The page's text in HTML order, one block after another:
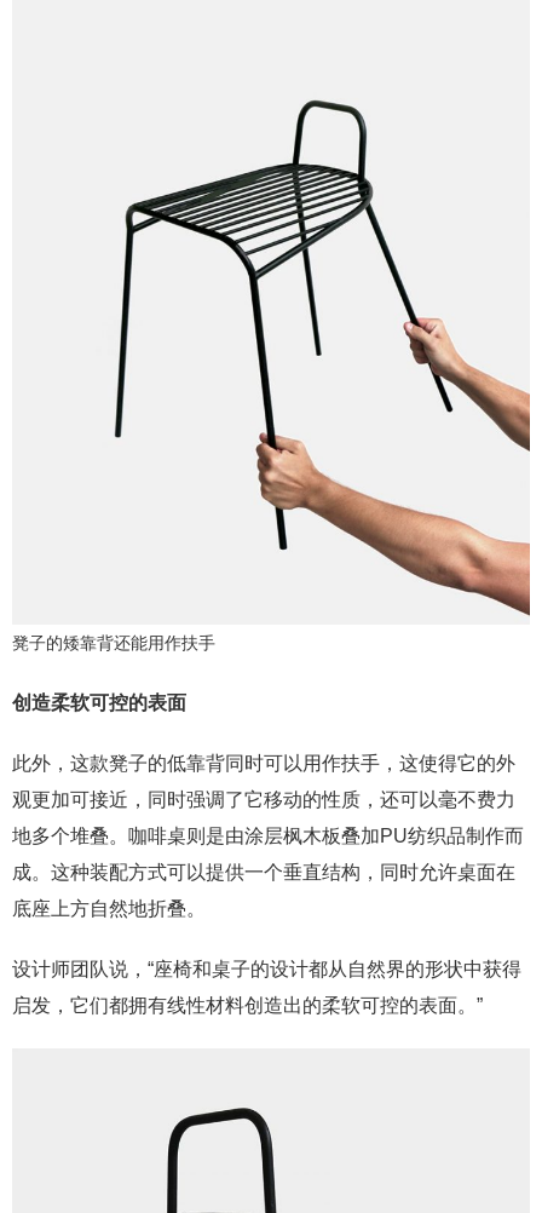
凳子的矮靠背还能用作扶手
创造柔软可控的表面
此外，这款凳子的低靠背同时可以用作扶手，这使得它的外
观更加可接近，同时强调了它移动的性质，还可以毫不费力
地多个堆叠。咖啡桌则是由涂层枫木板叠加PU纺织品制作而
成。这种装配方式可以提供一个垂直结构，同时允许桌面在
底座上方自然地折叠。
设计师团队说，“座椅和桌子的设计都从自然界的形状中获得
启发，它们都拥有线性材料创造出的柔软可控的表面。”